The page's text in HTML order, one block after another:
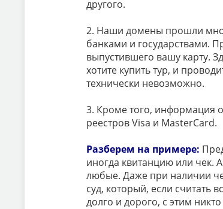
другого.
2. Наши домены прошли
банками и государствами.
выпустившего вашу карту.
хотите купить тур, и
технически невозможно.
3. Кроме того, информация
реестров Visa и MasterCard.
Разберем на примере:
иногда квитанцию или чек.
любые. Даже при наличии
суд, который, если считать
долго и дорого, с этим